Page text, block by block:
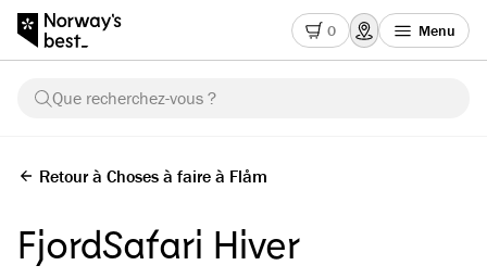
0 Menu
Que recherchez-vous ?
Retour à Choses à faire à Flåm
FjordSafari Hiver